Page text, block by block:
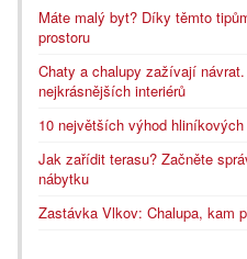
Máte malý byt? Díky těmto
prostoru
Chaty a chalupy zažívají
nejkrásnějších interiérů
10 největších výhod
Jak zařídit terasu? Začněte
nábytku
Zastávka Vlkov: Chalupa, kam